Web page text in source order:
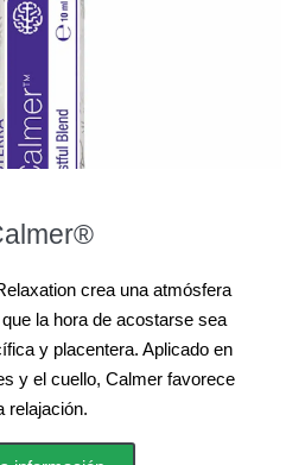
crea una atmósfera
la hora de acostarse sea
y placentera. Aplicado en
y el cuello, Calmer favorece
relajación.